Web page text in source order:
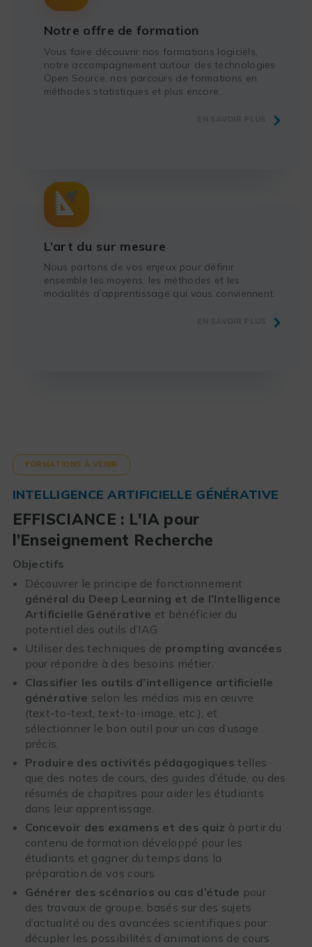
Notre offre de formation
Vous faire découvrir nos formations logiciels,
notre accompagnement autour des technologies
Open Source, nos parcours de formations en
méthodes statistiques et plus encore..
L’art du sur mesure
Nous partons de vos enjeux pour définir
ensemble les moyens, les méthodes et les
modalités d’apprentissage qui vous conviennent.
FORMATIONS À VENIR
INTELLIGENCE ARTIFICIELLE GÉNÉRATIVE
EFFISCIANCE : L'IA pour
l’Enseignement Recherche
Objectifs
Découvrer le principe de fonctionnement
général du Deep Learning et de l’Intelligence
Artificielle Générative et bénéficier du
potentiel des outils d’IAG
Utiliser des techniques de prompting avancées
pour répondre à des besoins métier.
Classifier les outils d’intelligence artificielle
générative selon les médias mis en œuvre
(text-to-text, text-to-image, etc.), et
sélectionner le bon outil pour un cas d’usage
précis.
Produire des activités pédagogiques telles
que des notes de cours, des guides d’étude, ou des
résumés de chapitres pour aider les étudiants
dans leur apprentissage.
Concevoir des examens et des quiz à partir du
contenu de formation développé pour les
étudiants et gagner du temps dans la
préparation de vos cours
Générer des scénarios ou cas d’étude pour
des travaux de groupe, basés sur des sujets
d’actualité ou des avancées scientifiques pour
décupler les possibilités d’animations de cours